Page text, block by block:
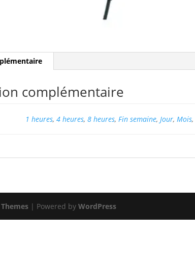
complémentaire
1 heures, 4 heures, 8 heures, Fin semaine, Jour, Mois,
| Powered byWordPress